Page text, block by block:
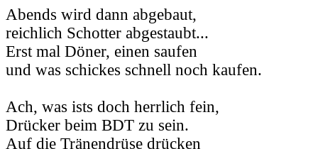
Abends wird dann abgebaut,
reichlich Schotter abgestaubt...
Erst mal Döner, einen saufen
und was schickes schnell noch kaufen.
Ach, was ists doch herrlich fein,
Drücker beim BDT zu sein.
Auf die Tränendrüse drücken